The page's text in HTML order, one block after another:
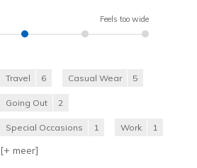
Feels too wide
Travel 6 Casual Wear 5
Going Out 2
Special Occasions 1 Work 1
[+ meer]